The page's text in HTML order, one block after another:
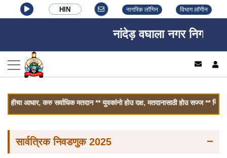
HIN नागरिक लॉगिन विभाग लॉगीन
नांदेड़ वघाला नगर निगम,
आधार, करु सर्वाधिक मतदान ** युवकांनो होउ दक्ष, मतदानासाठी होउ सज्ज ** निर्भय
सार्वत्रिक निवडणुक 2025 −